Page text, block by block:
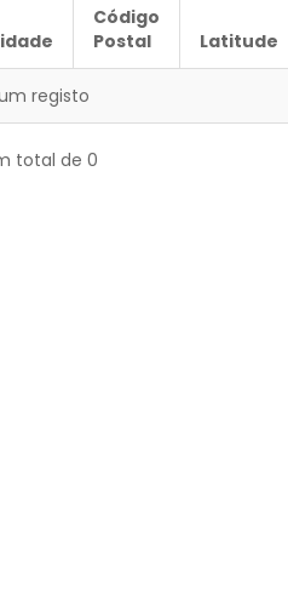
Código
Postal
Latitude
registo
total de 0